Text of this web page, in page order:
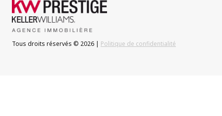
Tous droits réservés © 2026 | Politique de confidentialité